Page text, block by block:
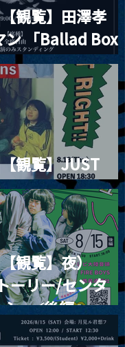
観覧】田澤孝
ン 「Ballad Box
観覧】JUST
観覧】夜）
ーリー/センタ
ュ⚡️後編』